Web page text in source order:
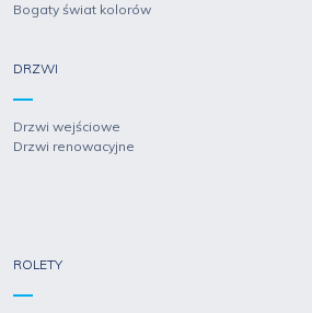
Bogaty świat kolorów
DRZWI
Drzwi wejściowe
Drzwi renowacyjne
ROLETY